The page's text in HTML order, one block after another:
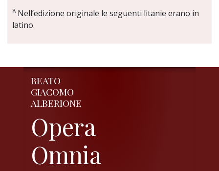
8 Nell’edizione originale le seguenti litanie erano in
latino.
BEATO
GIACOMO
ALBERIONE
Opera
Omnia